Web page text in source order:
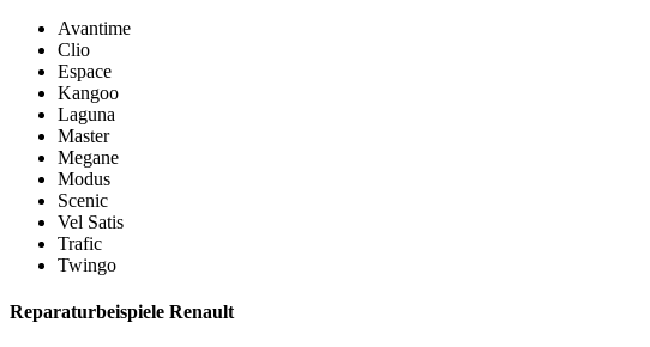
Avantime
Clio
Espace
Kangoo
Laguna
Master
Megane
Modus
Scenic
Vel Satis
Trafic
Twingo
Reparaturbeispiele Renault